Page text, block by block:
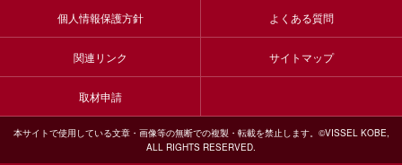
個人情報保護方針 よくある質問
関連リンク サイトマップ
取材申請
本サイトで使用している文章・画像等の無断での複製・転載を禁止します。©VISSEL KOBE,
ALL RIGHTS RESERVED.